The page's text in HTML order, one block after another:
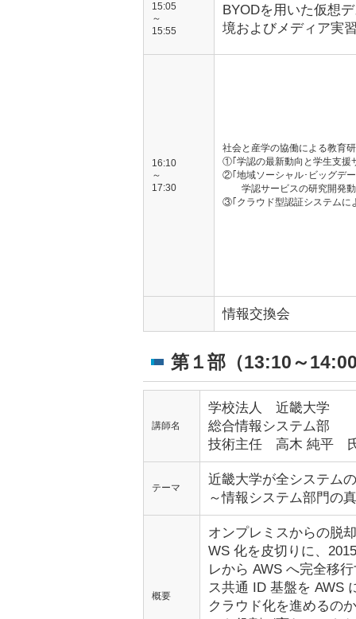
15:05
～
15:55
BYODを用いた仮想
境およびメディア実
16:10
～
17:30
社会と産学の協働による教育
①｢学認の最新動向と学生支援
②｢地域ソーシャル･ビッグデ
学認サービスの研究開発動
③｢クラウド型認証システムに
情報交換会
第１部（13:10～
講師名
学校法人 近畿大学
総合情報システム部
技術主任 高木 純平
テーマ
近畿大学が全システム
～情報システム部門の
概要
オンプレミスからの脱
WS 化を皮切りに、
レから AWS へ完全移
ス共通 ID 基盤を AWS
クラウド化を進めるの